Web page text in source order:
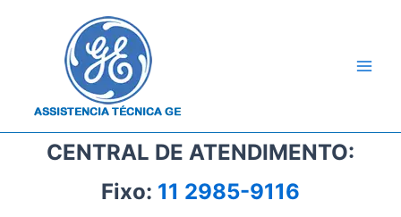
CENTRAL DE ATENDIMENTO:
Fixo: 11 2985-9116